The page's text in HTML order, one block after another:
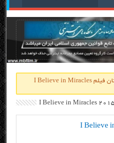
آرشیو برچسب: خلاصه داستان فیلم I Believe in Miracles